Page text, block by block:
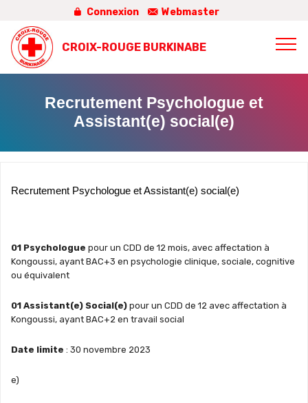
Connexion Webmaster
CROIX-ROUGE BURKINABE
Recrutement Psychologue et
Assistant(e) social(e)
Recrutement Psychologue et Assistant(e) social(e)
01 Psychologue pour un CDD de 12 mois, avec affectation à
Kongoussi, ayant BAC+3 en psychologie clinique, sociale, cognitive
ou équivalent
01 Assistant(e) Social(e) pour un CDD de 12 avec affectation à
Kongoussi, ayant BAC+2 en travail social
Date limite : 30 novembre 2023
e)